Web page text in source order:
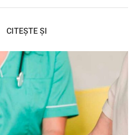
CITEȘTE ȘI